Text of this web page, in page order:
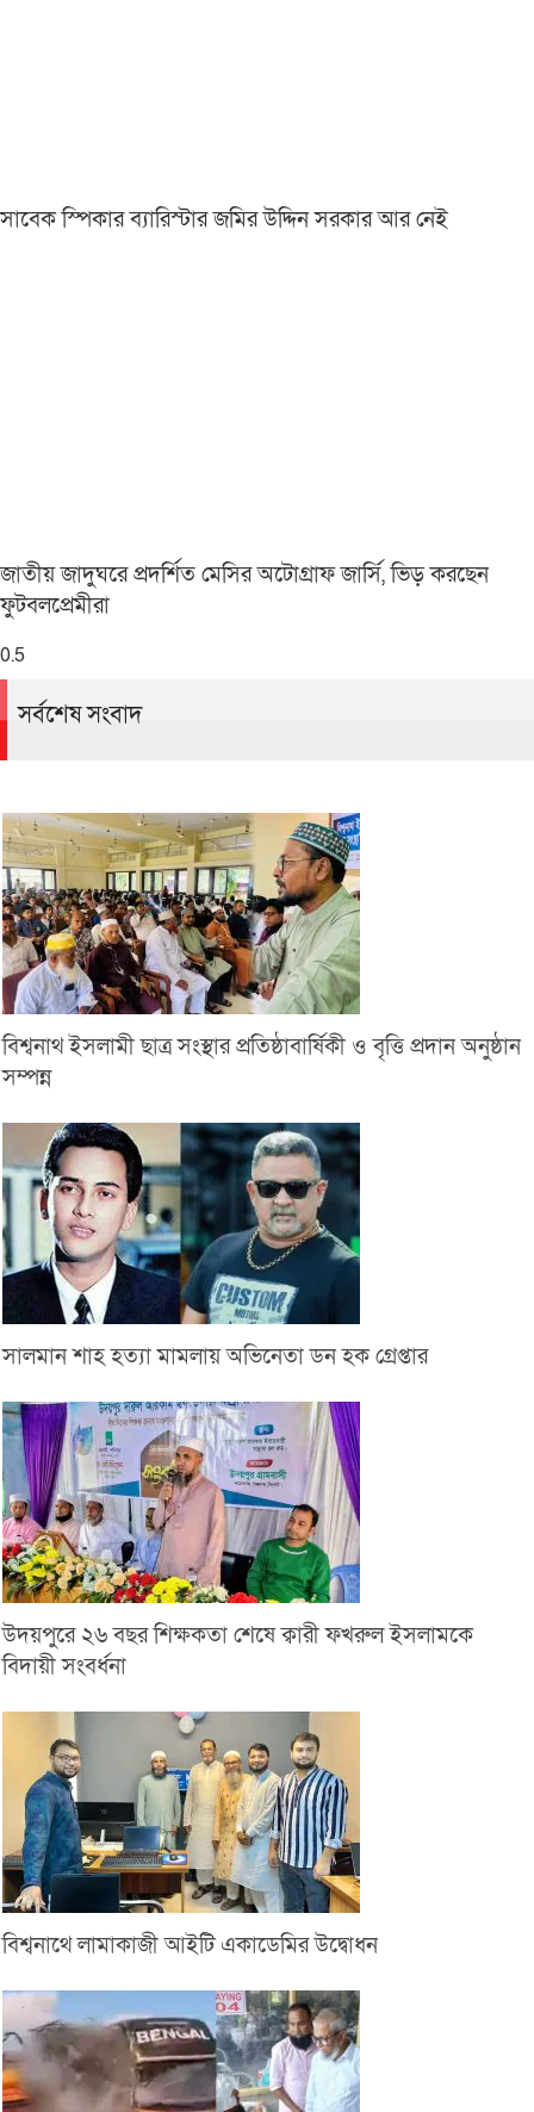
সাবেক স্পিকার ব্যারিস্টার জমির উদ্দিন সরকার আর নেই
জাতীয় জাদুঘরে প্রদর্শিত মেসির অটোগ্রাফ জার্সি, ভিড় করছেন
ফুটবলপ্রেমীরা
সর্বশেষ সংবাদ
বিশ্বনাথ ইসলামী ছাত্র সংস্থার প্রতিষ্ঠাবার্ষিকী ও বৃত্তি প্রদান অনুষ্ঠান
সম্পন্ন
সালমান শাহ হত্যা মামলায় অভিনেতা ডন হক গ্রেপ্তার
উদয়পুরে ২৬ বছর শিক্ষকতা শেষে ক্বারী ফখরুল ইসলামকে
বিদায়ী সংবর্ধনা
বিশ্বনাথে লামাকাজী আইটি একাডেমির উদ্বোধন